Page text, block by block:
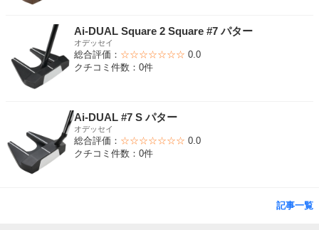
Ai-DUAL Square 2 Square #7 パター
オデッセイ
総合評価： ☆☆☆☆☆☆☆ 0.0
クチコミ件数：0件
Ai-DUAL #7 S パター
オデッセイ
総合評価： ☆☆☆☆☆☆☆ 0.0
クチコミ件数：0件
記事一覧